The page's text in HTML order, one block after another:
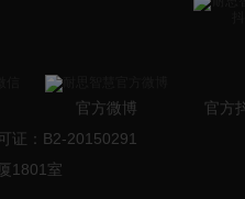
官方微博
官方
证：B2-20150291
1801室